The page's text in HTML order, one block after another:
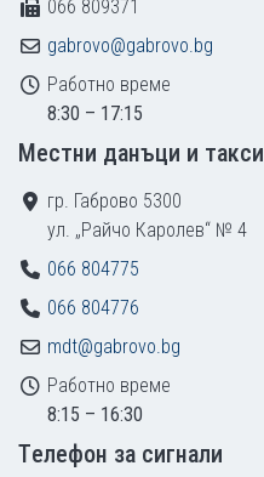
066 809371
gabrovo@gabrovo.bg
Работно време
8:30 – 17:15
Местни данъци и такси
гр. Габрово 5300
ул. „Райчо Каролев“ № 4
066 804775
066 804776
mdt@gabrovo.bg
Работно време
8:15 – 16:30
Tелефон за сигнали